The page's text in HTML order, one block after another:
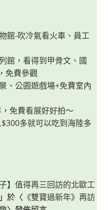
館-吹冷氣看火車、員工
館，看得到甲骨文、國
免費參觀
、公園遊戲場+免費室內
免費看展好好拍～
多就可以吃到海陸多
】值得再三回訪的北歐工
」於〈 《雙寶過新年》再訪